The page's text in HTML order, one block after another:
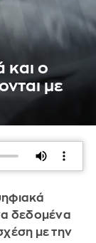
και ο
με
δεδομένα
με την